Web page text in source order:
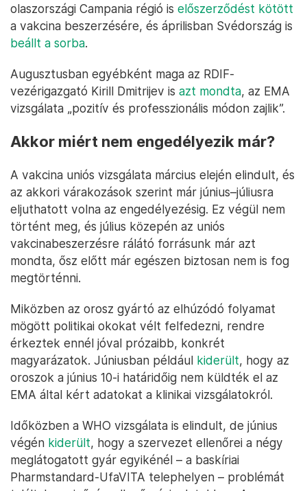
olaszországi Campania régió is előszerződést kötött
a vakcina beszerzésére, és áprilisban Svédország is
beállt a sorba.
Augusztusban egyébként maga az RDIF-
vezérigazgató Kirill Dmitrijev is azt mondta, az EMA
vizsgálata „pozitív és professzionális módon zajlik”.
Akkor miért nem engedélyezik már?
A vakcina uniós vizsgálata március elején elindult, és
az akkori várakozások szerint már június–júliusra
eljuthatott volna az engedélyezésig. Ez végül nem
történt meg, és július közepén az uniós
vakcinabeszerzésre rálátó forrásunk már azt
mondta, ősz előtt már egészen biztosan nem is fog
megtörténni.
Miközben az orosz gyártó az elhúzódó folyamat
mögött politikai okokat vélt felfedezni, rendre
érkeztek ennél jóval prózaibb, konkrét
magyarázatok. Júniusban például kiderült, hogy az
oroszok a június 10-i határidőig nem küldték el az
EMA által kért adatokat a klinikai vizsgálatokról.
Időközben a WHO vizsgálata is elindult, de június
végén kiderült, hogy a szervezet ellenőrei a négy
meglátogatott gyár egyikénél – a baskíriai
Pharmstandard-UfaVITA telephelyen – problémát